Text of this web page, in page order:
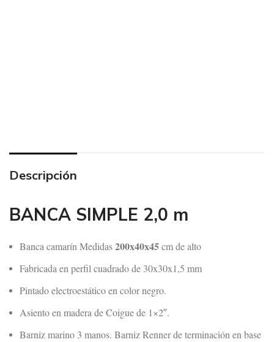
Descripción
BANCA SIMPLE 2,0 m
Banca camarín Medidas200x40x45cm de alto
Fabricada en perfil cuadrado de 30x30x1,5 mm
Pintado electroestático en color negro.
Asiento en madera de Coigue de 1×2″.
Barniz marino 3 manos. Barniz Renner de terminación en base